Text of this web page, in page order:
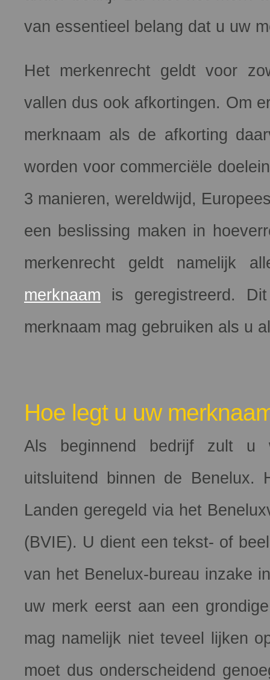
van essentieel belang dat u uw
Het merkenrecht geldt voor
vallen dus ook afkortingen. Om
merknaam als de afkorting
worden voor commerciële
3 manieren, wereldwijd,
een beslissing maken in
merkenrecht geldt namelijk
merknaam is geregistreerd.
merknaam mag gebruiken als u
Hoe legt u uw
Als beginnend bedrijf zult u
uitsluitend binnen de Benelux.
Landen geregeld via het
(BVIE). U dient een tekst- of
van het Benelux-bureau inzake
uw merk eerst aan een
mag namelijk niet teveel lijken
moet dus onderscheidend